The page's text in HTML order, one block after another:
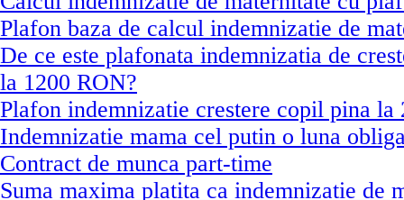
Plafon baza de calcul indemnizatie de
De ce este plafonata indemnizatia de
la 1200 RON?
Plafon indemnizatie crestere copil pina la
Indemnizatie mama cel putin o luna
Contract de munca part-time
Suma maxima platita ca indemnizatie de